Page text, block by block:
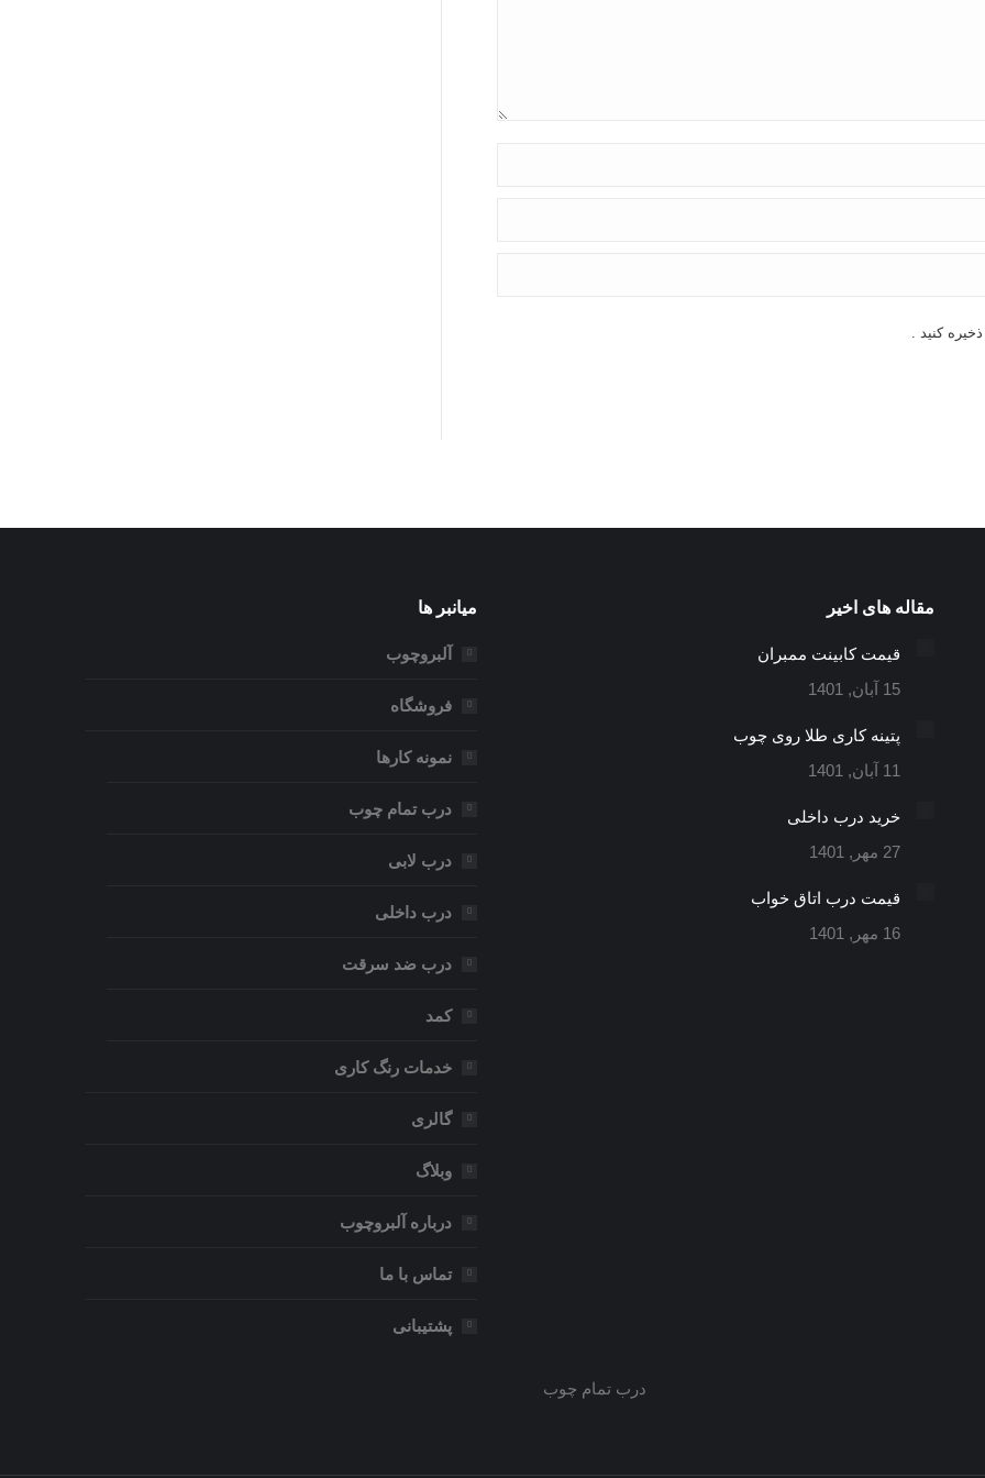
کنید .
مقاله های اخیر
قیمت کابینت ممبران
15 آبان, 1401
پتینه کاری طلا روی چوب
11 آبان, 1401
خرید درب داخلی
27 مهر, 1401
قیمت درب اتاق خواب
16 مهر, 1401
میانبر ها
آلبروچوب
فروشگاه
نمونه کارها
درب تمام چوب
درب لابی
درب داخلی
درب ضد سرقت
کمد
خدمات رنگ کاری
گالری
وبلاگ
درباره آلبروچوب
تماس با ما
پشتیبانی
درب تمام چوب